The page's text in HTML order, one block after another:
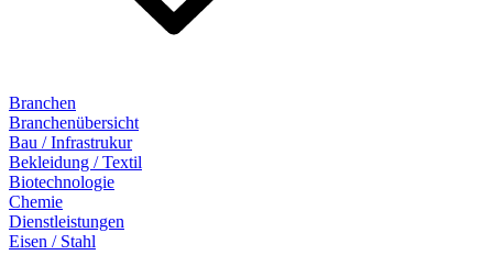
Branchen
Branchenübersicht
Bau / Infrastrukur
Bekleidung / Textil
Biotechnologie
Chemie
Dienstleistungen
Eisen / Stahl